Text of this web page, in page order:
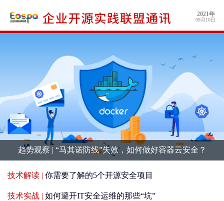
2021年
09月10日
趋势观察 | “马其诺防线”失效，如何做好容器云安全？
技术解读 | 你需要了解的5个开源安全项目
技术实战 | 如何避开IT安全运维的那些“坑”